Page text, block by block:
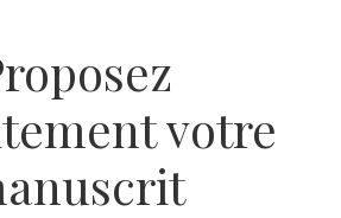
votre